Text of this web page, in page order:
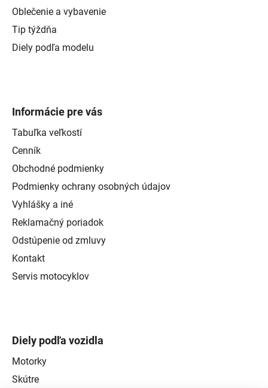
Oblečenie a vybavenie
Tip týždňa
Diely podľa modelu
Informácie pre vás
Tabuľka veľkostí
Cenník
Obchodné podmienky
Podmienky ochrany osobných údajov
Vyhlášky a iné
Reklamačný poriadok
Odstúpenie od zmluvy
Kontakt
Servis motocyklov
Diely podľa vozidla
Motorky
Skútre